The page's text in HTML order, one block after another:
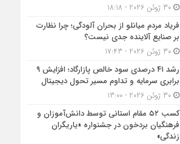
30 ژوئن 2026 - 18:18
فریاد مردم میانلو از بحران آلودگی؛ چرا نظارت
بر صنایع آلاینده جدی نیست؟
30 ژوئن 2026 - 17:43
رشد ۴۱ درصدی سود خالص پازارگاد؛ افزایش ۹
برابری سرمایه و تداوم مسیر تحول دیجیتال
30 ژوئن 2026 - 13:00
کسب ۵۲ مقام استانی توسط دانش‌آموزان و
فرهنگیان بردخون در جشنواره «یاریگران
زندگی»